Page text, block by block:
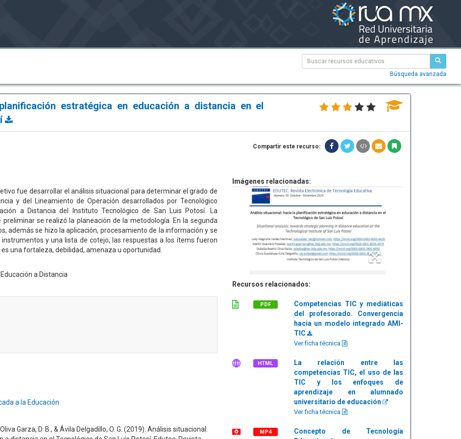
Búsqueda avanzada
estratégica en educación a distancia en el
Compartir este recurso:
fue desarrollar el análisis situacional para determinar el grado de
y del Lineamiento de Operación desarrollados por Tecnológico
a Distancia del Instituto Tecnológico de San Luis Potosí. La
se realizó la planeación de la metodología. En la segunda
además se hizo la aplicación, procesamiento de la información y se
y una lista de cotejo, las respuestas a los ítems fueron
una fortaleza, debilidad, amenaza u oportunidad.
a Distancia
a la Educación
Garza, D. B., & Ávila Delgadillo, O. G. (2019). Análisis situacional:
Imágenes relacionadas:
Recursos relacionados:
PDF
Competencias TIC y mediáticas
del profesorado. Convergencia
hacia un modelo integrado AMI-
TIC
Ver ficha técnica
HTML
La relación entre las
competencias TIC, el uso de las
TIC y los enfoques de
aprendizaje en alumnado
universitario de educación
Ver ficha técnica
MP4
Concepto de Tecnología